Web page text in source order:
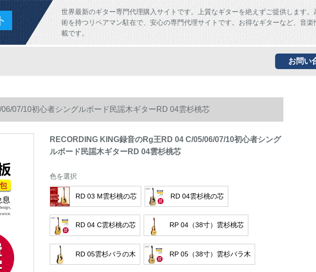
世界最新のギター専門代理購入サイトです。上質なギターを絶えずご提供します。
術を持つリペアマン駐在で、安心の専門代理サイトです。お得なギターなど、音楽
載です。
お問い
07/10初心者シングルボード民謡木ギターRD 04雲杉桃芯
RECORDING KING録音のRg王RD 04 C/05/06/07/10初心者シング
ルボード民謡木ギターRD 04雲杉桃芯
色を選択
RD 03 M雲杉桃の芯 RD 04雲杉桃の芯
RD 04 C雲杉桃の芯 RP 04（38寸）雲杉桃芯
RD 05雲杉バラの木 RP 05（38寸）雲杉バラ木